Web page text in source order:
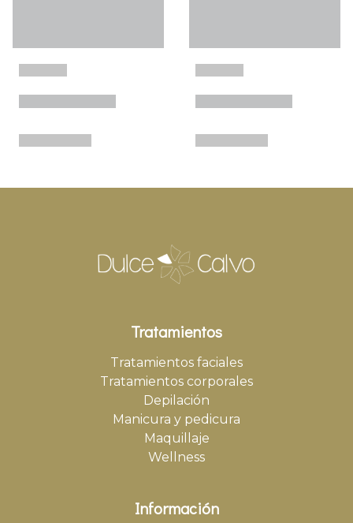
Tratamientos
Tratamientos faciales
Tratamientos corporales
Depilación
Manicura y pedicura
Maquillaje
Wellness
Información